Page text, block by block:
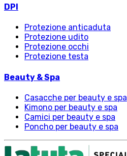
DPI
Protezione anticaduta
Protezione udito
Protezione occhi
Protezione testa
Beauty & Spa
Casacche per beauty e spa
Kimono per beauty e spa
Camici per beauty e spa
Poncho per beauty e spa